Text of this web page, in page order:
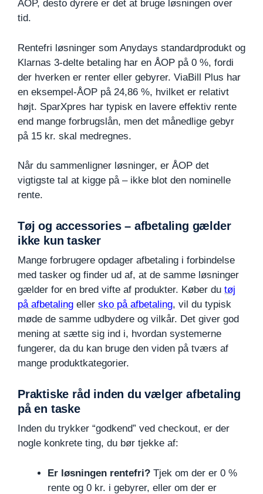
ÅOP, desto dyrere er det at bruge løsningen over
tid.
Rentefri løsninger som Anydays standardprodukt og
Klarnas 3-delte betaling har en ÅOP på 0 %, fordi
der hverken er renter eller gebyrer. ViaBill Plus har
en eksempel-ÅOP på 24,86 %, hvilket er relativt
højt. SparXpres har typisk en lavere effektiv rente
end mange forbrugslån, men det månedlige gebyr
på 15 kr. skal medregnes.
Når du sammenligner løsninger, er ÅOP det
vigtigste tal at kigge på – ikke blot den nominelle
rente.
Tøj og accessories – afbetaling gælder
ikke kun tasker
Mange forbrugere opdager afbetaling i forbindelse
med tasker og finder ud af, at de samme løsninger
gælder for en bred vifte af produkter. Køber du tøj
på afbetaling eller sko på afbetaling, vil du typisk
møde de samme udbydere og vilkår. Det giver god
mening at sætte sig ind i, hvordan systemerne
fungerer, da du kan bruge den viden på tværs af
mange produktkategorier.
Praktiske råd inden du vælger afbetaling
på en taske
Inden du trykker “godkend” ved checkout, er der
nogle konkrete ting, du bør tjekke af:
Er løsningen rentefri? Tjek om der er 0 %
rente og 0 kr. i gebyrer, eller om der er